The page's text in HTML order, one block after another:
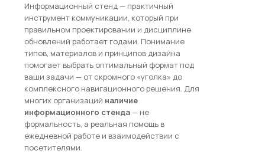
Информационный стенд — практичный
инструмент коммуникации, который при
правильном проектировании и дисциплине
обновлений работает годами. Понимание
типов, материалов и принципов дизайна
помогает выбрать оптимальный формат под
ваши задачи — от скромного «уголка» до
комплексного навигационного решения. Для
многих организаций наличие
информационного стенда— не
формальность, а реальная помощь в
ежедневной работе и взаимодействии с
посетителями.